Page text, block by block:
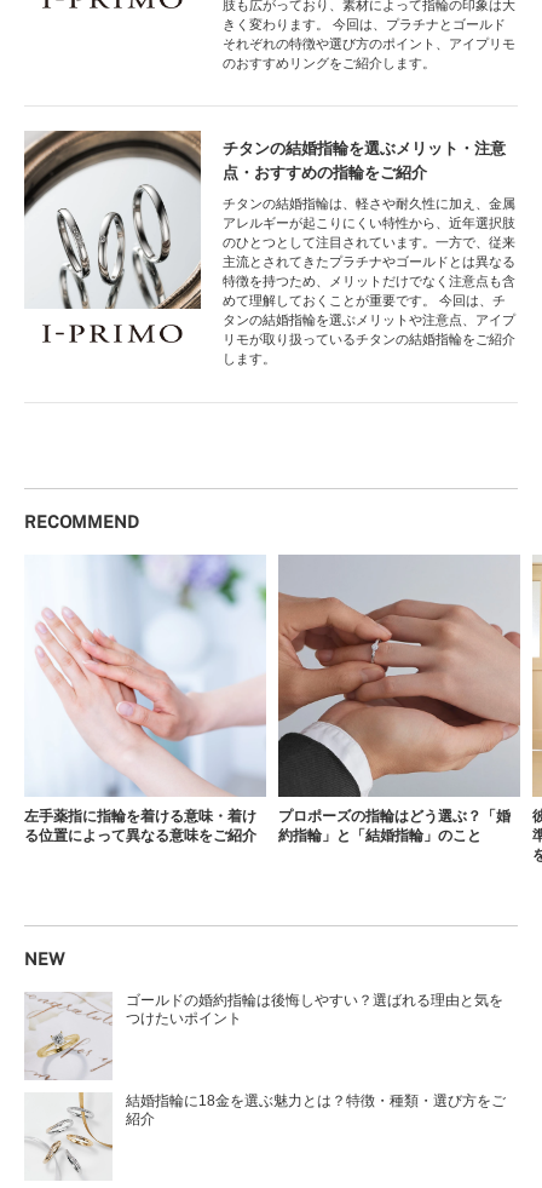
肢も広がっており、素材によって指輪の印象は大
きく変わります。 今回は、プラチナとゴールド
それぞれの特徴や選び方のポイント、アイプリモ
のおすすめリングをご紹介します。
チタンの結婚指輪を選ぶメリット・注意
点・おすすめの指輪をご紹介
チタンの結婚指輪は、軽さや耐久性に加え、金属
アレルギーが起こりにくい特性から、近年選択肢
のひとつとして注目されています。一方で、従来
主流とされてきたプラチナやゴールドとは異なる
特徴を持つため、メリットだけでなく注意点も含
めて理解しておくことが重要です。 今回は、チ
タンの結婚指輪を選ぶメリットや注意点、アイプ
リモが取り扱っているチタンの結婚指輪をご紹介
します。
RECOMMEND
左手薬指に指輪を着ける意味・着け
る位置によって異なる意味をご紹介
プロポーズの指輪はどう選ぶ？「婚
約指輪」と「結婚指輪」のこと
NEW
ゴールドの婚約指輪は後悔しやすい？選ばれる理由と気を
つけたいポイント
結婚指輪に18金を選ぶ魅力とは？特徴・種類・選び方をご
紹介